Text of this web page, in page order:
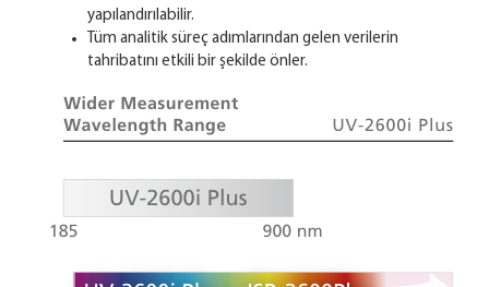
yapılandırılabilir.
Tüm analitik süreç adımlarından gelen verilerin
tahribatını etkili bir şekilde önler.